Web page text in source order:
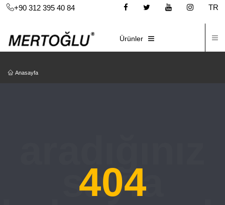
+90 312 395 40 84
TR
Ürünler
Anasayfa
404